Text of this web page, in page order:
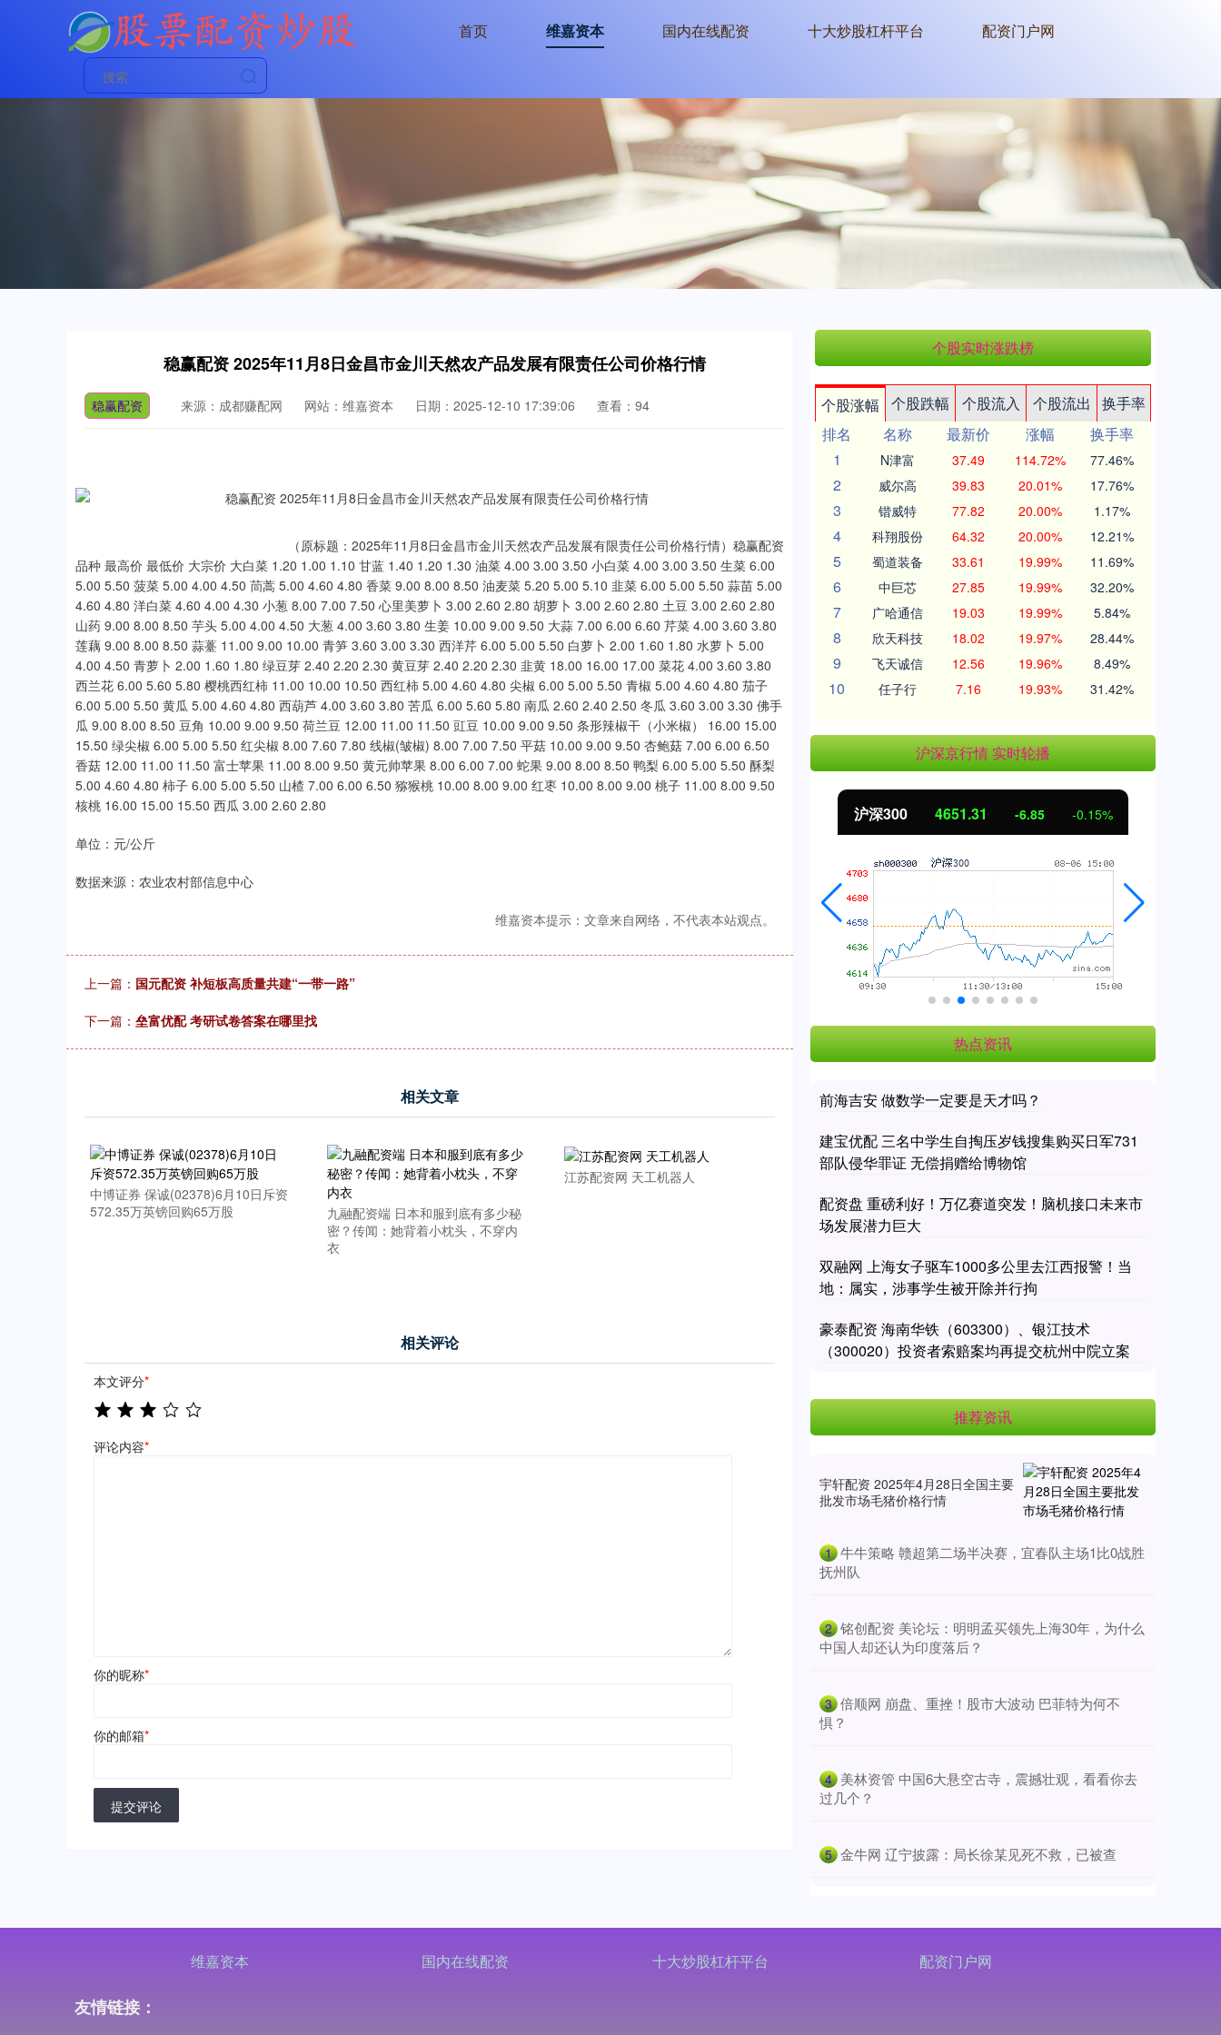
首页 维嘉资本 国内在线配资 十大炒股杠杆平台 配资门户网
稳赢配资 2025年11月8日金昌市金川天然农产品发展有限责任公司价格行情
稳赢配资 来源：成都赚配网 网站：维嘉资本 日期：2025-12-10 17:39:06 查看：94
（原标题：2025年11月8日金昌市金川天然农产品发展有限责任公司价格行情）稳赢配资
品种 最高价 最低价 大宗价 大白菜 1.20 1.00 1.10 甘蓝 1.40 1.20 1.30 油菜 4.00 3.00 3.50 小白菜 4.00 3.00 3.50 生菜 6.00
5.00 5.50 菠菜 5.00 4.00 4.50 茼蒿 5.00 4.60 4.80 香菜 9.00 8.00 8.50 油麦菜 5.20 5.00 5.10 韭菜 6.00 5.00 5.50 蒜苗 5.00
4.60 4.80 洋白菜 4.60 4.00 4.30 小葱 8.00 7.00 7.50 心里美萝卜 3.00 2.60 2.80 胡萝卜 3.00 2.60 2.80 土豆 3.00 2.60 2.80
山药 9.00 8.00 8.50 芋头 5.00 4.00 4.50 大葱 4.00 3.60 3.80 生姜 10.00 9.00 9.50 大蒜 7.00 6.00 6.60 芹菜 4.00 3.60 3.80
莲藕 9.00 8.00 8.50 蒜薹 11.00 9.00 10.00 青笋 3.60 3.00 3.30 西洋芹 6.00 5.00 5.50 白萝卜 2.00 1.60 1.80 水萝卜 5.00
4.00 4.50 青萝卜 2.00 1.60 1.80 绿豆芽 2.40 2.20 2.30 黄豆芽 2.40 2.20 2.30 韭黄 18.00 16.00 17.00 菜花 4.00 3.60 3.80
西兰花 6.00 5.60 5.80 樱桃西红柿 11.00 10.00 10.50 西红柿 5.00 4.60 4.80 尖椒 6.00 5.00 5.50 青椒 5.00 4.60 4.80 茄子
6.00 5.00 5.50 黄瓜 5.00 4.60 4.80 西葫芦 4.00 3.60 3.80 苦瓜 6.00 5.60 5.80 南瓜 2.60 2.40 2.50 冬瓜 3.60 3.00 3.30 佛手
瓜 9.00 8.00 8.50 豆角 10.00 9.00 9.50 荷兰豆 12.00 11.00 11.50 豇豆 10.00 9.00 9.50 条形辣椒干（小米椒） 16.00 15.00
15.50 绿尖椒 6.00 5.00 5.50 红尖椒 8.00 7.60 7.80 线椒(皱椒) 8.00 7.00 7.50 平菇 10.00 9.00 9.50 杏鲍菇 7.00 6.00 6.50
香菇 12.00 11.00 11.50 富士苹果 11.00 8.00 9.50 黄元帅苹果 8.00 6.00 7.00 蛇果 9.00 8.00 8.50 鸭梨 6.00 5.00 5.50 酥梨
5.00 4.60 4.80 柿子 6.00 5.00 5.50 山楂 7.00 6.00 6.50 猕猴桃 10.00 8.00 9.00 红枣 10.00 8.00 9.00 桃子 11.00 8.00 9.50
核桃 16.00 15.00 15.50 西瓜 3.00 2.60 2.80
单位：元/公斤
数据来源：农业农村部信息中心
维嘉资本提示：文章来自网络，不代表本站观点。
上一篇： 国元配资 补短板高质量共建“一带一路”
下一篇： 垒富优配 考研试卷答案在哪里找
相关文章
中博证券 保诚(02378)6月10日斥资
572.35万英镑回购65万股
九融配资端 日本和服到底有多少秘
密？传闻：她背着小枕头，不穿内
衣
江苏配资网 天工机器人
相关评论
本文评分*
评论内容*
你的昵称*
你的邮箱*
提交评论
个股实时涨跌榜
个股涨幅 个股跌幅 个股流入 个股流出
换手率
排名
名称 最新价 涨幅
换手率
1
N津富 37.49 114.72% 77.46%
2 威尔高 39.83 20.01% 17.76%
3 锴威特 77.82 20.00% 1.17%
4 科翔股份 64.32 20.00% 12.21%
5 蜀道装备 33.61 19.99% 11.69%
6 中巨芯 27.85 19.99% 32.20%
7 广哈通信 19.03 19.99% 5.84%
8 欣天科技 18.02 19.97% 28.44%
9 飞天诚信 12.56 19.96% 8.49%
10 任子行 7.16 19.93% 31.42%
沪深京行情 实时轮播
0.57% 深证成指 14110.12 北证50 1122.88 3.42 0.30%
热点资讯
前海吉安 做数学一定要是天才吗？
建宝优配 三名中学生自掏压岁钱搜集购买日军731
部队侵华罪证 无偿捐赠给博物馆
配资盘 重磅利好！万亿赛道突发！脑机接口未来市
场发展潜力巨大
双融网 上海女子驱车1000多公里去江西报警！当
地：属实，涉事学生被开除并行拘
豪泰配资 海南华铁（603300）、银江技术
（300020）投资者索赔案均再提交杭州中院立案
推荐资讯
宇轩配资 2025年4月28日全国主要
批发市场毛猪价格行情
1 ​牛牛策略 赣超第二场半决赛，宜春队主场1比0战胜
抚州队
2 ​铭创配资 美论坛：明明孟买领先上海30年，为什么
中国人却还认为印度落后？
3 ​倍顺网 崩盘、重挫！股市大波动 巴菲特为何不
惧？
4 ​美林资管 中国6大悬空古寺，震撼壮观，看看你去
过几个？
5 ​金牛网 辽宁披露：局长徐某见死不救，已被查
维嘉资本 国内在线配资 十大炒股杠杆平台 配资门户网
友情链接：